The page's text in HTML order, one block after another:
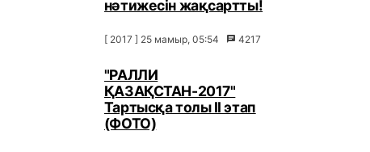
нәтижесін жақсартты!
[ 2017 ] 25 мамыр, 05:54 4217
"РАЛЛИ
ҚАЗАҚСТАН-2017"
Тартысқа толы ІІ этап
(ФОТО)